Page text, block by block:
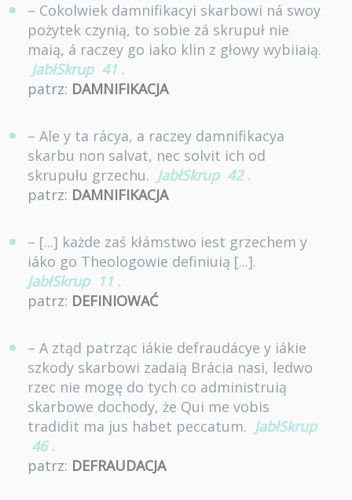
– Cokolwiek damnifikacyi skarbowi ná swoy
pożytek czynią, to sobie zá skrupuł nie
maią, á raczey go iako klin z głowy wybiiaią.
JabłSkrup 41 .
patrz: DAMNIFIKACJA
– Ale y ta rácya, a raczey damnifikacya
skarbu non salvat, nec solvit ich od
skrupułu grzechu. JabłSkrup 42 .
patrz: DAMNIFIKACJA
– [...] każde zaś kłámstwo iest grzechem y
iáko go Theologowie definiuią [...].
JabłSkrup 11 .
patrz: DEFINIOWAĆ
– A ztąd patrząc iákie defraudácye y iákie
szkody skarbowi zadaią Brácia nasi, ledwo
rzec nie mogę do tych co administruią
skarbowe dochody, że Qui me vobis
tradidit ma jus habet peccatum. JabłSkrup
46 .
patrz: DEFRAUDACJA